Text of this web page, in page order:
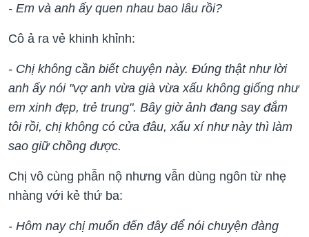
- Em và anh ấy quen nhau bao lâu rồi?
Cô ả ra vẻ khinh khỉnh:
- Chị không cần biết chuyện này. Đúng thật như lời
anh ấy nói "vợ anh vừa già vừa xấu không giống như
em xinh đẹp, trẻ trung". Bây giờ ảnh đang say đắm
tôi rồi, chị không có cửa đâu, xấu xí như này thì làm
sao giữ chồng được.
Chị vô cùng phẫn nộ nhưng vẫn dùng ngôn từ nhẹ
nhàng với kẻ thứ ba:
- Hôm nay chị muốn đến đây để nói chuyện đàng